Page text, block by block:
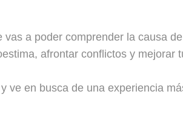
a poder comprender la causa
afrontar conflictos y mejorar
ve en busca de una experiencia